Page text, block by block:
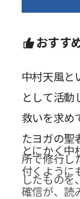
おすす
中村天風と
として活動
救いを求め
たヨガの聖
所で修行し
したものを
とにかく中
付くように
確信が、読